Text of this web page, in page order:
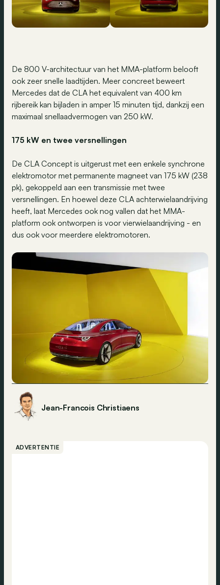
De 800 V-architectuur van het MMA-platform belooft
ook zeer snelle laadtijden. Meer concreet beweert
Mercedes dat de CLA het equivalent van 400 km
rijbereik kan bijladen in amper 15 minuten tijd, dankzij een
maximaal snellaadvermogen van 250 kW.
175 kW en twee versnellingen
De CLA Concept is uitgerust met een enkele synchrone
elektromotor met permanente magneet van 175 kW (238
pk), gekoppeld aan een transmissie met twee
versnellingen. En hoewel deze CLA achterwielaandrijving
heeft, laat Mercedes ook nog vallen dat het MMA-
platform ook ontworpen is voor vierwielaandrijving - en
dus ook voor meerdere elektromotoren.
Jean-Francois Christiaens
ADVERTENTIE